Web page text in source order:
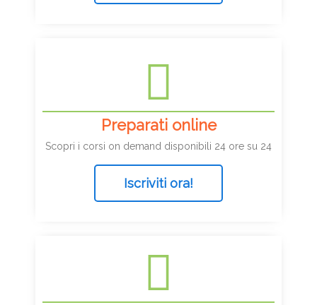
Preparati online
Scopri i corsi on demand disponibili 24 ore su 24
Iscriviti ora!